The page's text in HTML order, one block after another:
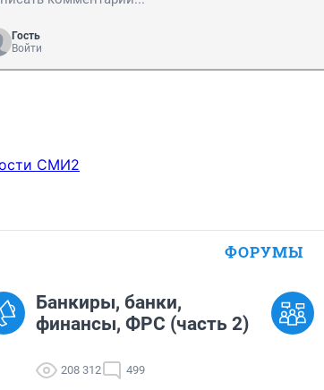
Гость
Войти
СМИ2
ФОРУМЫ
Банкиры, банки,
финансы, ФРС (часть 2)
208 312 499